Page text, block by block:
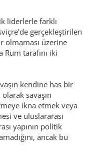
liderlerle farklı
gerçekleştirilen
olmaması üzerine
tarafını iki
kendine has bir
savaşın
ikna etmek veya
ve uluslararası
yapının politik
ancak bu